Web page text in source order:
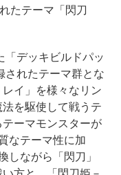
たテーマ「閃刀
デッキビルドパッ
されたテーマ群とな
イ」を様々なリン
を駆使して戦うテ
ーマモンスターが
なテーマ性に加
しながら「閃刀」